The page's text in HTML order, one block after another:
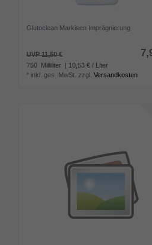
Glutoclean Markisen Imprägnierung
UVP 11,50 €
750 Milliliter | 10,53 € / Liter
* inkl. ges. MwSt. zzgl.Versandkosten